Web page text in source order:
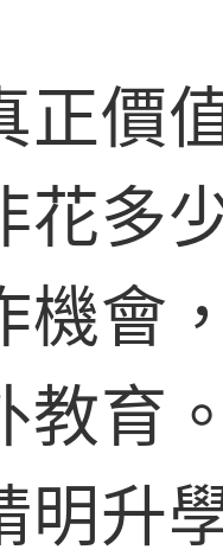
正價
花多
機會
教育
明升